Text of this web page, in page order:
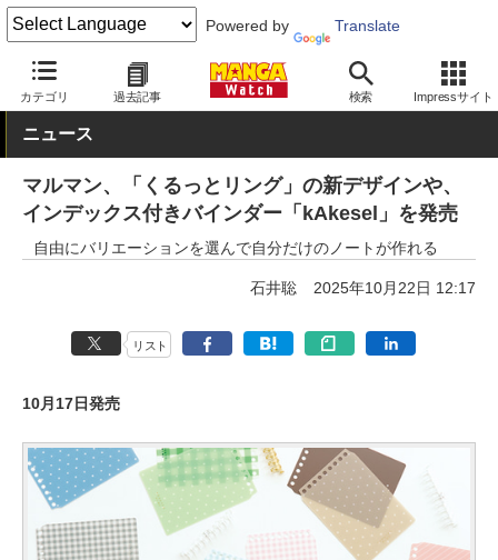
Powered by Translate
カテゴリ 過去記事 検索 Impressサイト
MANGA Watch 文具
ニュース
マルマン、「くるっとリング」の新デザインや、
インデックス付きバインダー「kAkesel」を発売
自由にバリエーションを選んで自分だけのノートが作れる
石井聡 2025年10月22日 12:17
リスト
10月17日発売